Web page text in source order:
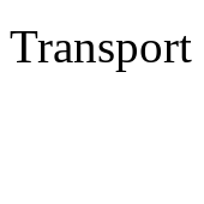
Transport